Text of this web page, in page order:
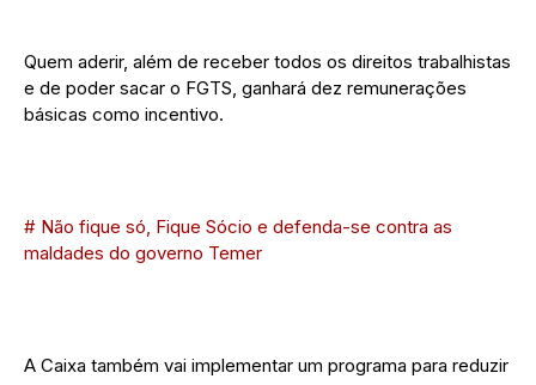
Quem aderir, além de receber todos os direitos trabalhistas
e de poder sacar o FGTS, ganhará dez remunerações
básicas como incentivo.
# Não fique só, Fique Sócio e defenda-se contra as
maldades do governo Temer
A Caixa também vai implementar um programa para reduzir